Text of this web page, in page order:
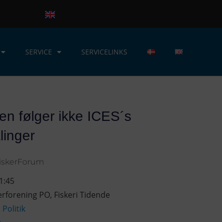
SERVICE SERVICELINKS
følger ikke ICES´s
PO, Fiskeri Tidende
Politik